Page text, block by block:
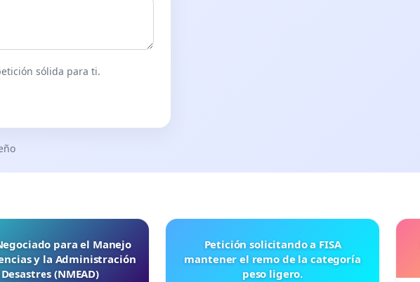
sólida para ti.
para el Manejo
y la Administración
(NMEAD)
Petición solicitando a FISA
mantener el remo de la categoría
peso ligero.